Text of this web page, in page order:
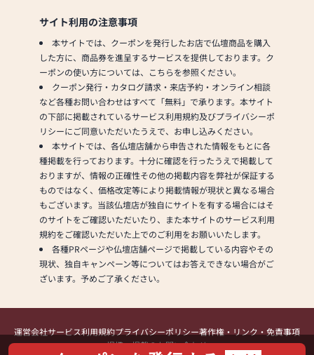
サイト利用の注意事項
本サイトでは、クーポンを発行したお店で仏壇商品を購入
した方に、商品券を進呈するサービスを提供しております。ク
ーポンの使い方については、こちらを参照ください。
クーポン発行・カタログ請求・来店予約・オンライン相談
など各種お問い合わせはすべて「無料」で承ります。本サイト
の下部に掲載されているサービス利用規約及びプライバシーポ
リシーにご同意いただいたうえで、お申し込みください。
本サイトでは、各仏壇店舗から申告された情報をもとに各
種掲載を行っております。十分に確認を行ったうえで掲載して
おりますが、情報の正確性その他の掲載内容を弊社が保証する
ものではなく、価格改定等により掲載情報が現状と異なる場合
もございます。当該仏壇店が独自にサイトを有する場合にはそ
のサイトをご確認いただいたり、また本サイトのサービス利用
規約をご確認いただいた上でのご利用をお願いいたします。
各種PRページや仏壇店舗ページで掲載している内容やその
現状、独自キャンペーン等についてはお答えできない場合がご
ざいます。予めご了承ください。
運営会社サービス利用規約プライバシーポリシー著作権・リンク・免責事項
提携・掲載のお問い合わせ